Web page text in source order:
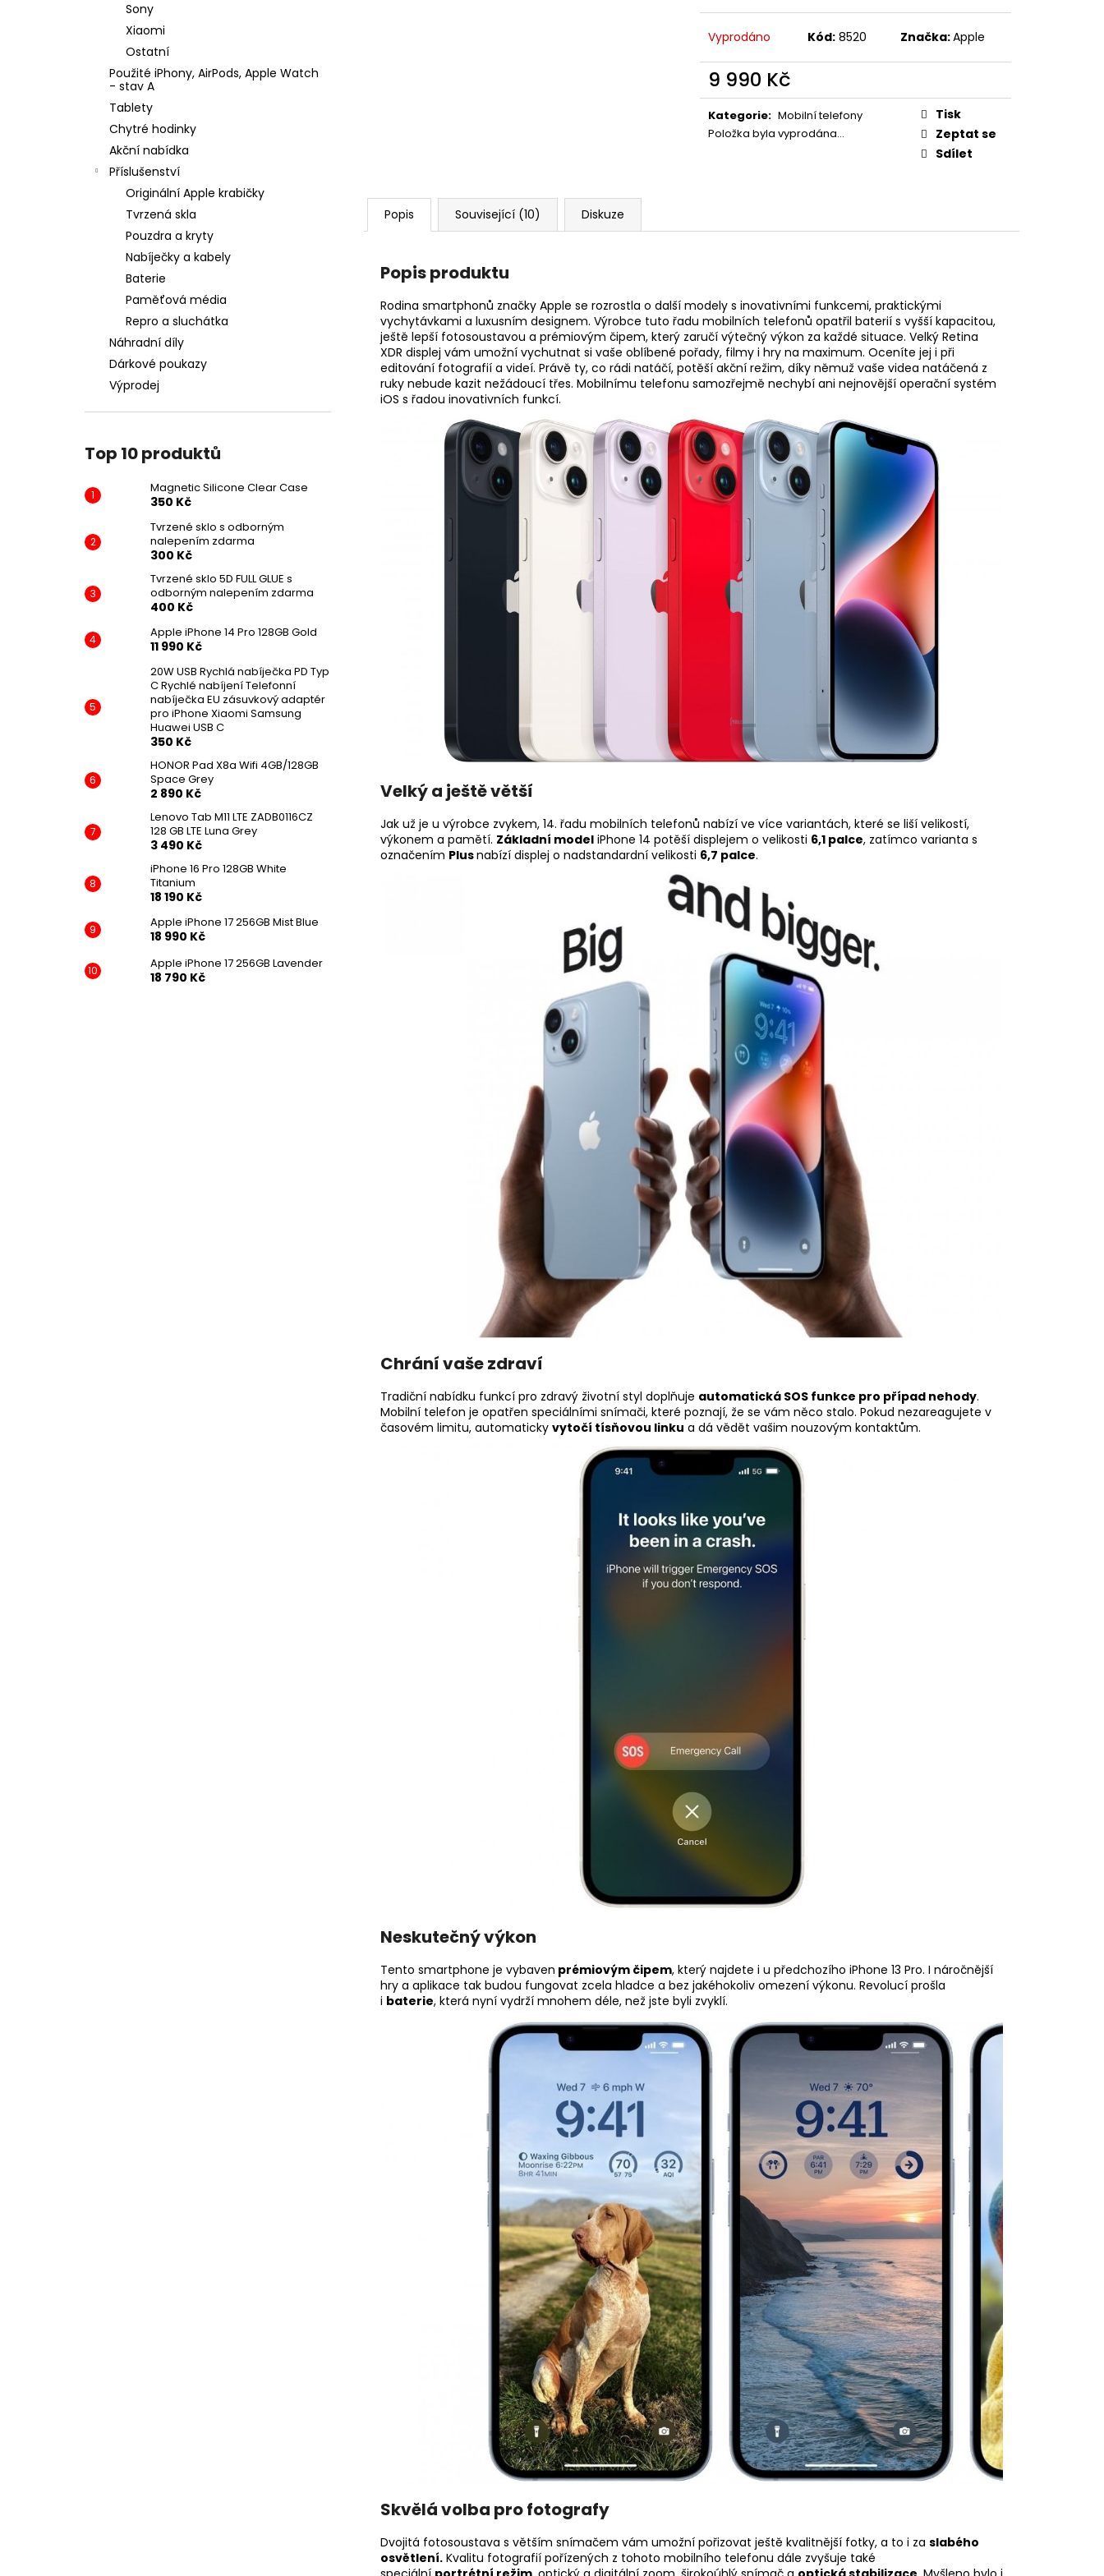
Sony
Xiaomi
Ostatní
Použité iPhony, AirPods, Apple Watch
- stav A
Tablety
Chytré hodinky
Akční nabídka
Příslušenství
Originální Apple krabičky
Tvrzená skla
Pouzdra a kryty
Nabíječky a kabely
Baterie
Paměťová média
Repro a sluchátka
Náhradní díly
Dárkové poukazy
Výprodej
Top 10 produktů
Magnetic Silicone Clear Case
350 Kč
Tvrzené sklo s odborným
nalepením zdarma
300 Kč
Tvrzené sklo 5D FULL GLUE s
odborným nalepením zdarma
400 Kč
Apple iPhone 14 Pro 128GB Gold
11 990 Kč
20W USB Rychlá nabíječka PD Typ
C Rychlé nabíjení Telefonní
nabíječka EU zásuvkový adaptér
pro iPhone Xiaomi Samsung
Huawei USB C
350 Kč
HONOR Pad X8a Wifi 4GB/128GB
Space Grey
2 890 Kč
Lenovo Tab M11 LTE ZADB0116CZ
128 GB LTE Luna Grey
3 490 Kč
iPhone 16 Pro 128GB White
Titanium
18 190 Kč
Apple iPhone 17 256GB Mist Blue
18 990 Kč
Apple iPhone 17 256GB Lavender
18 790 Kč
Vyprodáno Kód: 8520 Značka:Apple
9 990 Kč
Měrná
cena:
Kategorie: Mobilní telefony
Položka byla vyprodána…
Tisk
Zeptat se
Sdílet
Popis Související (10) Diskuze
Popis produktu
Rodina smartphonů značky Apple se rozrostla o další modely s inovativními funkcemi, praktickými
vychytávkami a luxusním designem. Výrobce tuto řadu mobilních telefonů opatřil baterií s vyšší kapacitou,
ještě lepší fotosoustavou a prémiovým čipem, který zaručí výtečný výkon za každé situace. Velký Retina
XDR displej vám umožní vychutnat si vaše oblíbené pořady, filmy i hry na maximum. Oceníte jej i při
editování fotografií a videí. Právě ty, co rádi natáčí, potěší akční režim, díky němuž vaše videa natáčená z
ruky nebude kazit nežádoucí třes. Mobilnímu telefonu samozřejmě nechybí ani nejnovější operační systém
iOS s řadou inovativních funkcí.
Velký a ještě větší
Jak už je u výrobce zvykem, 14. řadu mobilních telefonů nabízí ve více variantách, které se liší velikostí,
výkonem a pamětí. Základní model iPhone 14 potěší displejem o velikosti 6,1 palce, zatímco varianta s
označením Plusnabízí displej o nadstandardní velikosti 6,7 palce.
Chrání vaše zdraví
Tradiční nabídku funkcí pro zdravý životní styl doplňuje automatická SOS funkce pro případ nehody.
Mobilní telefon je opatřen speciálními snímači, které poznají, že se vám něco stalo. Pokud nezareagujete v
časovém limitu, automaticky vytočí tísňovou linku a dá vědět vašim nouzovým kontaktům.
Neskutečný výkon
Tento smartphone je vybaven prémiovým čipem, který najdete i u předchozího iPhone 13 Pro. I náročnější
hry a aplikace tak budou fungovat zcela hladce a bez jakéhokoliv omezení výkonu. Revolucí prošla
i baterie, která nyní vydrží mnohem déle, než jste byli zvyklí.
Skvělá volba pro fotografy
Dvojitá fotosoustava s větším snímačem vám umožní pořizovat ještě kvalitnější fotky, a to i za slabého
osvětlení. Kvalitu fotografií pořízených z tohoto mobilního telefonu dále zvyšuje také
MAGNETIC SILICONE CLEAR CASE
350 Kč
ODBORNÝM NALEPENÍM ZDARMA